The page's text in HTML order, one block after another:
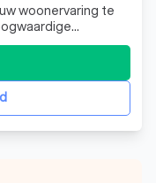
woonervaring te
in het
biedt, maar